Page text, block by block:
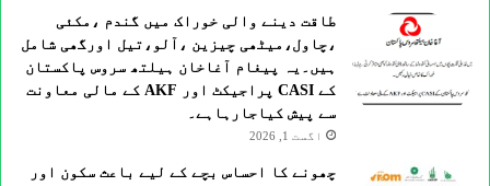
طاقت دینے والی خوراک میں گندم ،مکئی
،چاول،میٹھی چیزین ،آلو،تیل اورگھی شامل
ہیں۔یہ پیغام آغاخان ہیلتھ سروس پاکستان
کے CASI پراجیکٹ اور AKF کے مالی معاونت
سے پیش کیاجارہاہے۔
اگست 1, 2026
چھونے کا احساس بچے کے لیے باعث سکون اور